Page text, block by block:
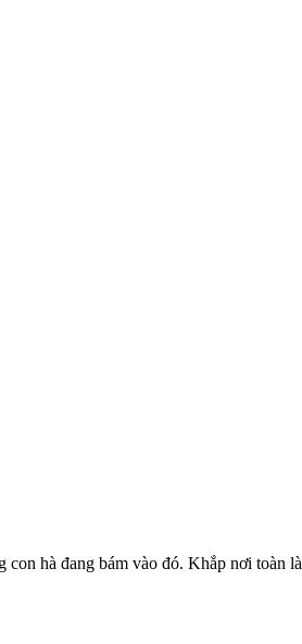
hà đang bám vào đó. Khắp nơi toàn là